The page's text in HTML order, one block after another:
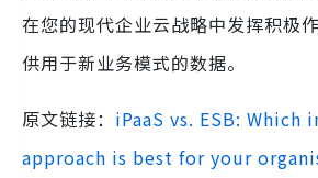
在您的现代企业云战略中发挥积极
供用于新业务模式的数据。
原文链接： iPaaS vs. ESB:
approach is best for your